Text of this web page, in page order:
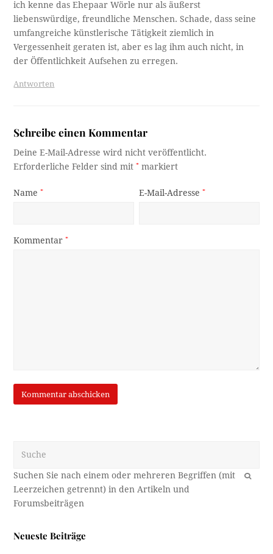
ich kenne das Ehepaar Wörle nur als äußerst
liebenswürdige, freundliche Menschen. Schade, dass seine
umfangreiche künstlerische Tätigkeit ziemlich in
Vergessenheit geraten ist, aber es lag ihm auch nicht, in
der Öffentlichkeit Aufsehen zu erregen.
Antworten
Schreibe einen Kommentar
Deine E-Mail-Adresse wird nicht veröffentlicht.
Erforderliche Felder sind mit* markiert
Name* E-Mail-Adresse*
Kommentar*
OK
Neueste Beiträge